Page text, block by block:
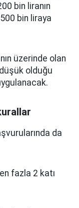
bin liranın
bin liraya
üzerinde olan
olduğu
da
fazla 2 katı